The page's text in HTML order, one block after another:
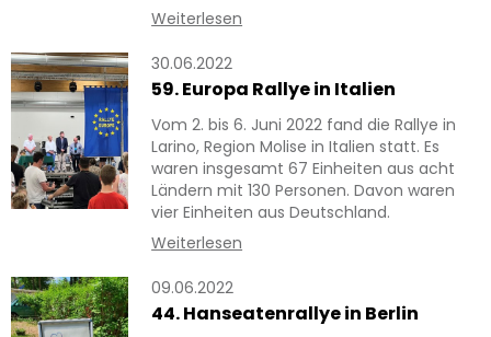
Weiterlesen
30.06.2022
59. Europa Rallye in Italien
Vom 2. bis 6. Juni 2022 fand die Rallye in
Larino, Region Molise in Italien statt. Es
waren insgesamt 67 Einheiten aus acht
Ländern mit 130 Personen. Davon waren
vier Einheiten aus Deutschland.
Weiterlesen
09.06.2022
44. Hanseatenrallye in Berlin